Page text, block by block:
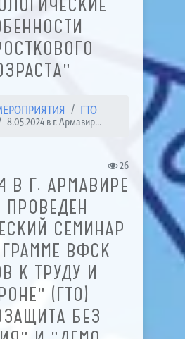
ГТО
8.05.2024 в г. Армавир...
26
В Г. АРМАВИРЕ
СЕМИНАР
ВФСК
К ТРУДУ И
(ГТО)
БЕЗ